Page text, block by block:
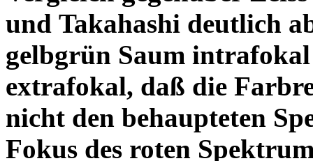
und Takahashi deutlich
gelbgrün Saum
extrafokal, daß die
nicht den behaupteten
Fokus des roten